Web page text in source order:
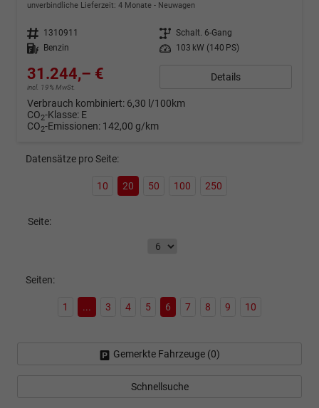
unverbindliche Lieferzeit: 4 Monate Neuwagen
Fahrzeugnr. 1310911 Getriebe Schalt. 6-Gang
Kraftstoff
Benzin Leistung 103 kW (140 PS)
31.244,– €
incl. 19% MwSt.
Details
Verbrauch kombiniert: 6,30 l/100km
CO2-Klasse: E
CO2-Emissionen: 142,00 g/km
Datensätze pro Seite:
10 20 50 100 250
Seite:
Seiten:
1 ... 3 4 5 6 7 8 9 10
Gemerkte Fahrzeuge (0)
Schnellsuche